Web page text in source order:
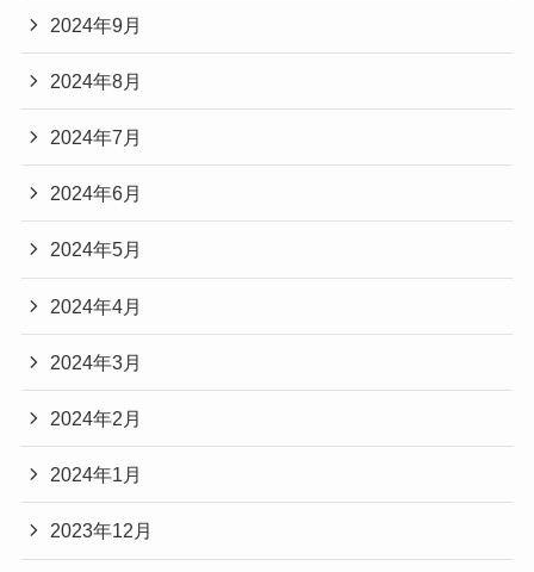
2024年9月
2024年8月
2024年7月
2024年6月
2024年5月
2024年4月
2024年3月
2024年2月
2024年1月
2023年12月